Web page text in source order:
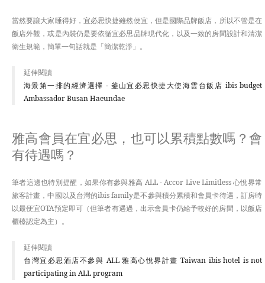
當然要讓大家睡得好，宜必思快捷雖然便宜，但是國際品牌飯店，所以不管是在
飯店外觀，或是內裝仍是要依循宜必思品牌現代化，以及一致的房間設計和清潔
衛生規範，簡單一句話就是「簡潔乾淨」。
延伸閱讀
海景第一排的經濟選擇 - 釜山宜必思快捷大使海雲台飯店 ibis budget
Ambassador Busan Haeundae
雅高會員在宜必思，也可以累積點數嗎？會
有待遇嗎？
筆者這邊也特別提醒，如果你有參與雅高 ALL - Accor Live Limitless 心悅界常
旅客計畫，中國以及台灣的ibis family是不參與積分累積和會員卡待遇，訂房時
以最便宜OTA預定即可（但筆者有遇過，出示會員卡仍給予較好的房間，以飯店
櫃檯認定為主）。
延伸閱讀
台灣宜必思酒店不參與 ALL 雅高心悅界計畫 Taiwan ibis hotel is not
participating in ALL program